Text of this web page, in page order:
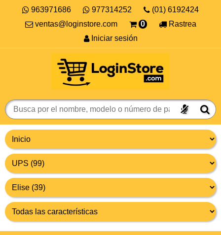
963971686 977314252
(01) 6192424
ventas@loginstore.com
0
Rastrea
Iniciar sesión